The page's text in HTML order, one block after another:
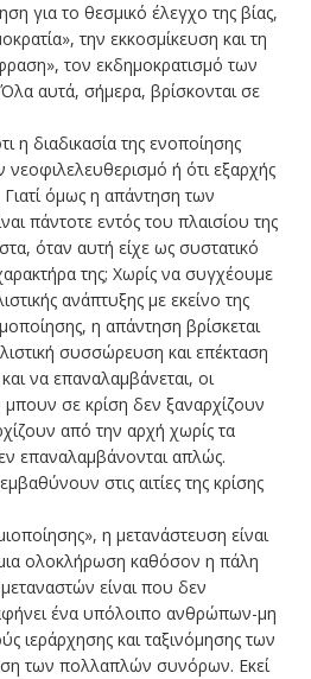
για το θεσμικό έλεγχο της βίας,
την εκκοσμίκευση και τη
τον εκδημοκρατισμό των
αυτά, σήμερα, βρίσκονται σε
η διαδικασία της ενοποίησης
ή ότι εξαρχής
Γιατί όμως η απάντηση των
πάντοτε εντός του πλαισίου της
όταν αυτή είχε ως συστατικό
της; Χωρίς να συγχέουμε
ανάπτυξης με εκείνο της
η απάντηση βρίσκεται
συσσώρευση και επέκταση
να επαναλαμβάνεται, οι
μπουν σε κρίση δεν ξαναρχίζουν
από την αρχή χωρίς τα
επαναλαμβάνονται απλώς.
στις αιτίες της κρίσης
η μετανάστευση είναι
μια ολοκλήρωση καθόσον η πάλη
είναι που δεν
ένα υπόλοιπο ανθρώπων-μη
ιεράρχησης και ταξινόμησης των
των πολλαπλών συνόρων. Εκεί